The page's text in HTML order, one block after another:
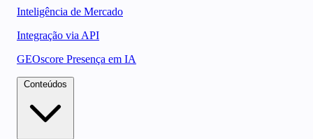
Inteligência de Mercado
Integração via API
GEOscore Presença em IA